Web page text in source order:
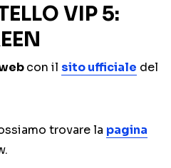
VIP 5:
con il sito ufficiale del
trovare la pagina